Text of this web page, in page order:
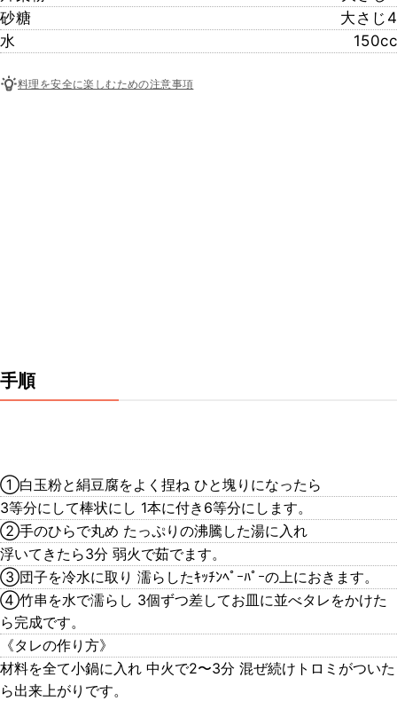
砂糖
大さじ4
水
150cc
料理を安全に楽しむための注意事項
手順
①白玉粉と絹豆腐をよく捏ね ひと塊りになったら
3等分にして棒状にし 1本に付き6等分にします。
②手のひらで丸め たっぷりの沸騰した湯に入れ
浮いてきたら3分 弱火で茹でます。
③団子を冷水に取り 濡らしたｷｯﾁﾝﾍﾟｰﾊﾟｰの上におきます。
④竹串を水で濡らし 3個ずつ差してお皿に並べタレをかけた
ら完成です。
《タレの作り方》
材料を全て小鍋に入れ 中火で2〜3分 混ぜ続けトロミがついた
ら出来上がりです。